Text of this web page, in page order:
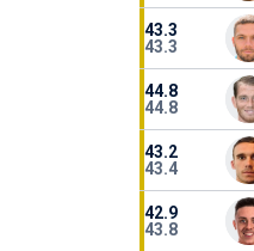
43.3
43.3
44.8
44.8
43.2
43.4
42.9
43.8